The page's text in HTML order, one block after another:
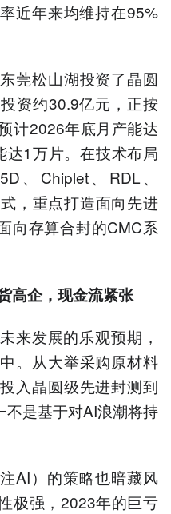
近年来均维持在95%
莞松山湖投资了晶圆
资约30.9亿元，正按
计2026年底月产能达
1万片。在技术布局
、Chiplet、RDL、
，重点打造面向先进
向存算合封的CMC系
高企，现金流紧张
来发展的乐观预期，
。从大举采购原材料
入晶圆级先进封测到
是基于对AI浪潮将持
AI）的策略也暗藏风
极强，2023年的巨亏